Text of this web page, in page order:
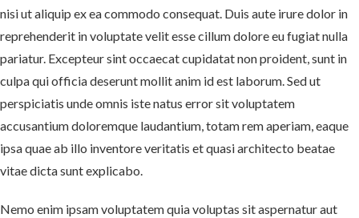
nisi ut aliquip ex ea commodo consequat. Duis aute irure dolor in
reprehenderit in voluptate velit esse cillum dolore eu fugiat nulla
pariatur. Excepteur sint occaecat cupidatat non proident, sunt in
culpa qui officia deserunt mollit anim id est laborum. Sed ut
perspiciatis unde omnis iste natus error sit voluptatem
accusantium doloremque laudantium, totam rem aperiam, eaque
ipsa quae ab illo inventore veritatis et quasi architecto beatae
vitae dicta sunt explicabo.
Nemo enim ipsam voluptatem quia voluptas sit aspernatur aut